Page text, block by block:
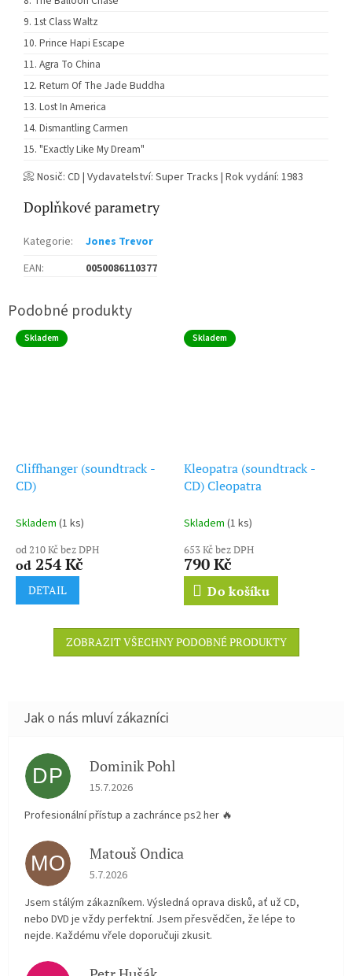
1st Class Waltz
Prince Hapi Escape
Agra To China
Return Of The Jade Buddha
Lost In America
Dismantling Carmen
"Exactly Like My Dream"
📀 Nosič: CD | Vydavatelství: Super Tracks | Rok vydání: 1983
Doplňkové parametry
Kategorie:
Jones Trevor
EAN: 0050086110377
Skladem
Cliffhanger (soundtrack -
CD)
Skladem (1 ks)
od 210 Kč bez DPH
od 254 Kč
DETAIL
Skladem
Kleopatra (soundtrack -
CD) Cleopatra
Skladem (1 ks)
653 Kč bez DPH
790 Kč
Do košíku
ZOBRAZIT VŠECHNY PODOBNÉ PRODUKTY
DP Dominik Pohl
Hodnocení obchodu je 5 z 5 hvězdiček.
15.7.2026
Profesionální přístup a zachránce ps2 her 🔥
MO Matouš Ondica
Hodnocení obchodu je 5 z 5 hvězdiček.
5.7.2026
Jsem stálým zákazníkem. Výsledná oprava disků, ať už CD,
nebo DVD je vždy perfektní. Jsem přesvědčen, že lépe to
nejde. Každému vřele doporučuji zkusit.